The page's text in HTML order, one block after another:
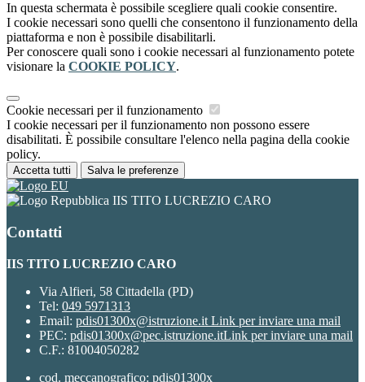
In questa schermata è possibile scegliere quali cookie consentire.
I cookie necessari sono quelli che consentono il funzionamento della
piattaforma e non è possibile disabilitarli.
Per conoscere quali sono i cookie necessari al funzionamento potete
visionare la COOKIE POLICY.
Cookie necessari per il funzionamento
I cookie necessari per il funzionamento non possono essere
disabilitati. È possibile consultare l'elenco nella pagina della cookie
policy.
Accetta tutti Salva le preferenze
IIS TITO LUCREZIO CARO
Contatti
IIS TITO LUCREZIO CARO
Via Alfieri, 58 Cittadella (PD)
Tel: 049 5971313
Email: pdis01300x@istruzione.it Link per inviare una mail
PEC: pdis01300x@pec.istruzione.itLink per inviare una mail
C.F.: 81004050282
cod. meccanografico: pdis01300x